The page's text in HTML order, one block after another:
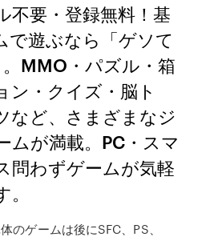
不要・登録無料！基
で遊ぶなら「ゲソて
MMO・パズル・箱
ン・クイズ・脳ト
など、さまざまなジ
ムが満載。PC・スマ
問わずゲームが気軽
のゲームは後にSFC、PS、